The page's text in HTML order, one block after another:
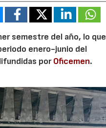
semestre del año, lo que
enero-junio del
porOficemen.
30/07/2026